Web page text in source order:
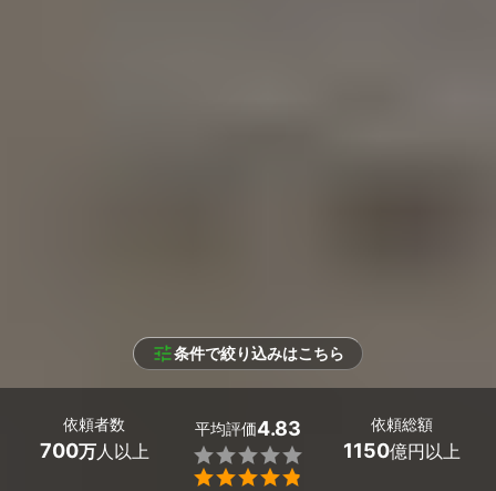
条件で絞り込みはこちら
依頼者数
700万人以上
平均評価4.83


依頼総額
1150億円以上